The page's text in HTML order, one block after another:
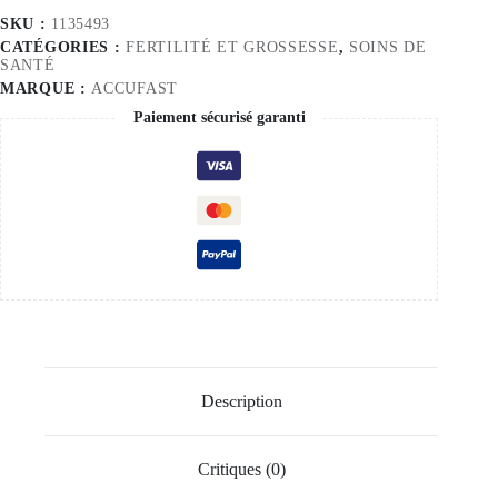
SKU : 1135493
CATÉGORIES :FERTILITÉ ET GROSSESSE, SOINS DE
SANTÉ
MARQUE :ACCUFAST
Paiement sécurisé garanti
Description
Critiques (0)